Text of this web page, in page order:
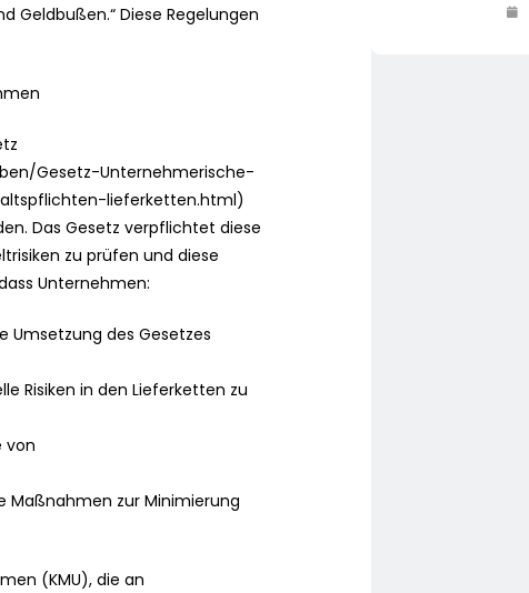
Geldbußen.“ Diese Regelungen
Gesetz-Unternehmerische-
lieferketten.html)
Das Gesetz verpflichtet diese
zu prüfen und diese
Unternehmen:
Umsetzung des Gesetzes
Risiken in den Lieferketten zu
von
Maßnahmen zur Minimierung
(KMU), die an